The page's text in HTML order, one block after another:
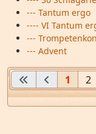
--- Tantum ergo
---- VI Tantum
---
--- Advent
1 2